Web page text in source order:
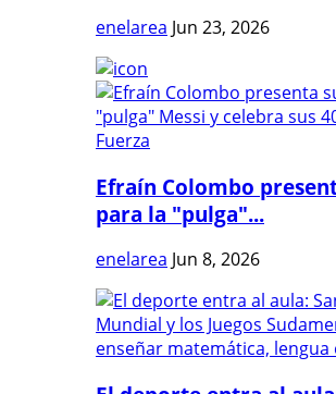
enelarea Jun 23, 2026
Efraín Colombo
para la "pulga"...
enelarea Jun 8, 2026